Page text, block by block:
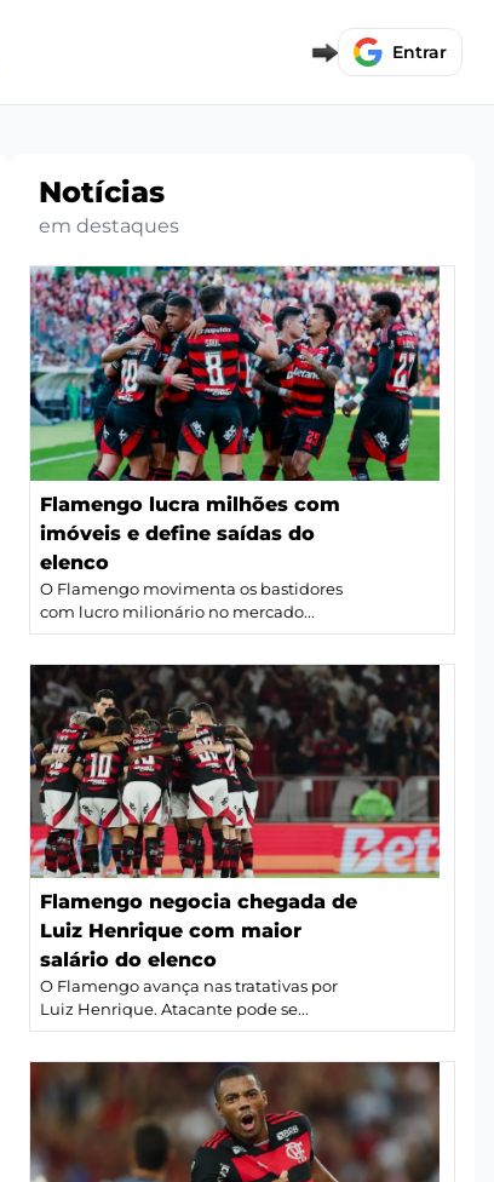
Entrar
Notícias
em destaques
Flamengo lucra milhões com
imóveis e define saídas do
elenco
O Flamengo movimenta os bastidores
com lucro milionário no mercado...
Flamengo negocia chegada de
Luiz Henrique com maior
salário do elenco
O Flamengo avança nas tratativas por
Luiz Henrique. Atacante pode se...